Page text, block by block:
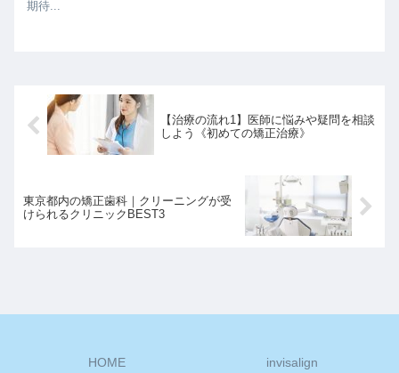
期待...
【治療の流れ1】医師に悩みや疑問を相談
しよう《初めての矯正治療》
東京都内の矯正歯科｜クリーニングが受
けられるクリニックBEST3
HOME invisalign